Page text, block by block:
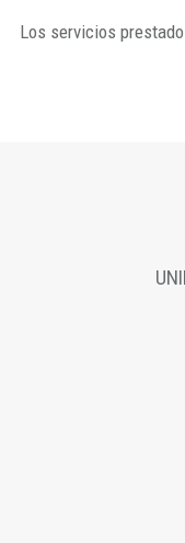
Los servicios